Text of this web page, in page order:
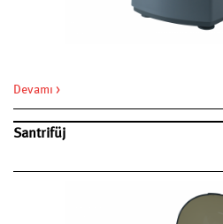
Devamı >
Santrifüj